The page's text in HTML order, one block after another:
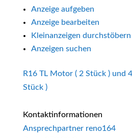
Anzeige aufgeben
Anzeige bearbeiten
Kleinanzeigen durchstöbern
Anzeigen suchen
R16 TL Motor ( 2 Stück ) und
Stück )
Kontaktinformationen
Ansprechpartner reno164